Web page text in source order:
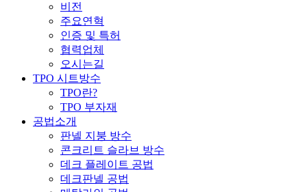
비전
주요연혁
인증 및 특허
협력업체
오시는길
TPO 시트방수
TPO란?
TPO 부자재
공법소개
판넬 지붕 방수
콘크리트 슬라브 방수
데크 플레이트 공법
데크판넬 공법